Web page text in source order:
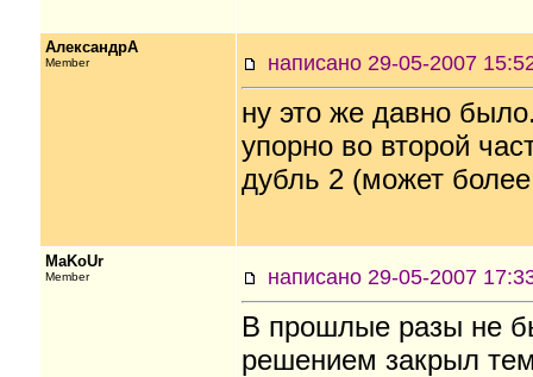
АлександрА
Member написано 29-05-2007
ну это же давно
упорно во второй
дубль 2 (может
MaKoUr
Member написано 29-05-2007
В прошлые разы не
решением закрыл